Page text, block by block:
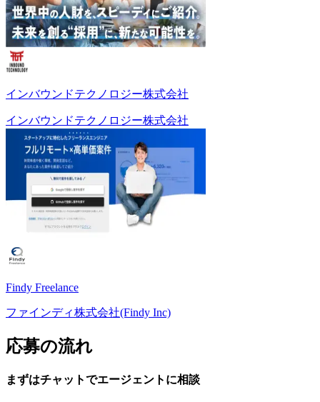
インバウンドテクノロジー株式会社
インバウンドテクノロジー株式会社
Findy Freelance
ファインディ株式会社(Findy Inc)
応募の流れ
まずはチャットでエージェント に相談